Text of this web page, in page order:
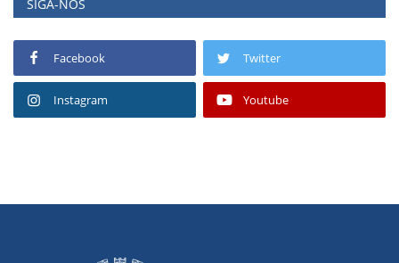
SIGA-NOS
Facebook Twitter
Instagram Youtube